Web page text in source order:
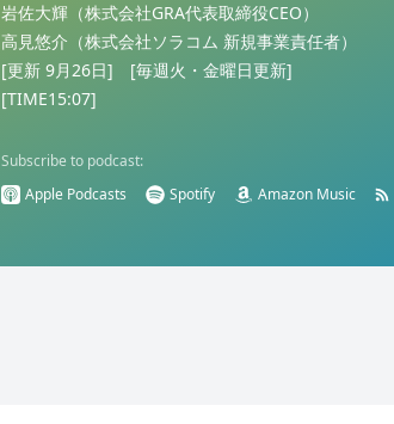
岩佐大輝（株式会社GRA代表取締役CEO）
高見悠介（株式会社ソラコム 新規事業責任者）
[更新 9月26日] [毎週火・金曜日更新]
[TIME15:07]
Subscribe to podcast:
Apple Podcasts
Spotify Amazon Music